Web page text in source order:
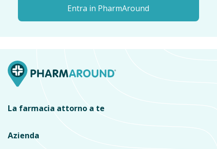
Entra in PharmAround
La farmacia attorno a te
Azienda